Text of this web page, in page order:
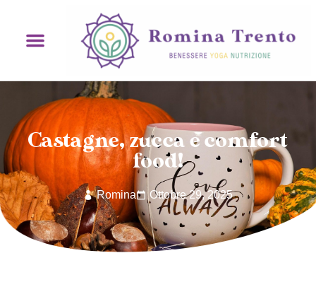
Castagne, zucca e comfort
food!
Romina Ottobre 29, 2025